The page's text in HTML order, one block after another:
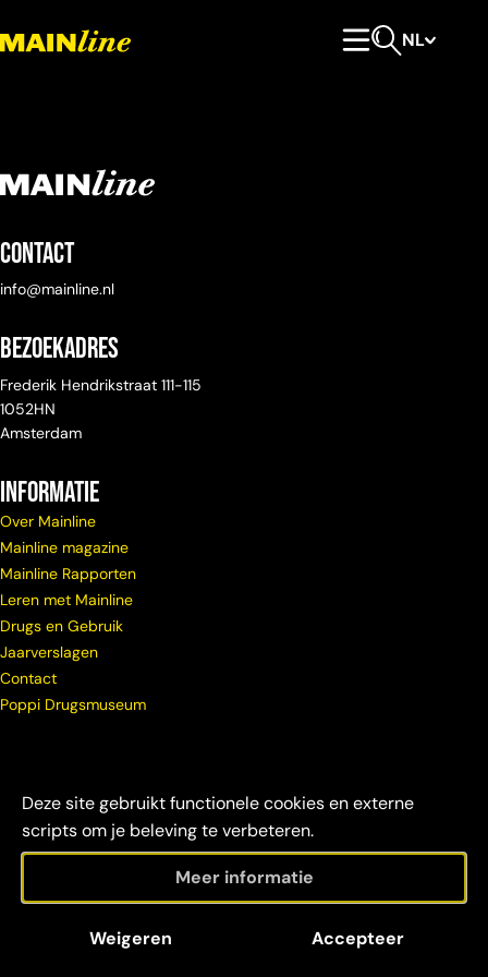
Deze site gebruikt functionele cookies en externe
scripts om je beleving te verbeteren.
Meer informatie
Weigeren Accepteer
NL
Contact
info@mainline.nl
Bezoekadres
Frederik Hendrikstraat 111-115
1052HN
Amsterdam
Informatie
Over Mainline
Mainline magazine
Mainline Rapporten
Leren met Mainline
Drugs en Gebruik
Jaarverslagen
Contact
Poppi Drugsmuseum
Mainline 2026
verantwoordelijkheid
credits